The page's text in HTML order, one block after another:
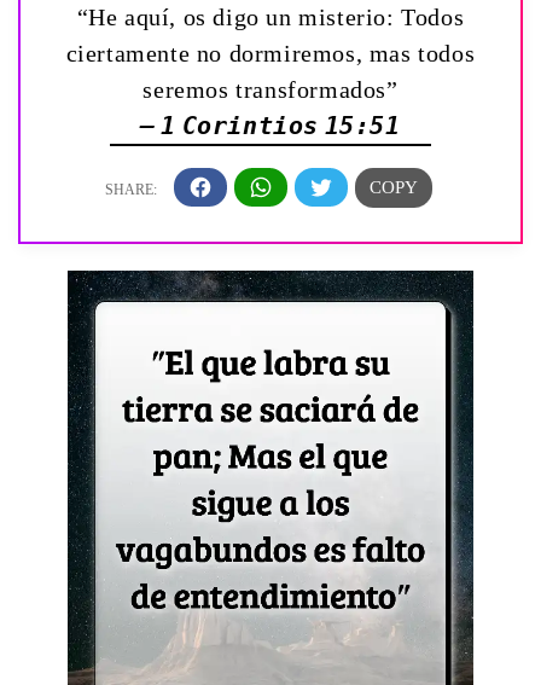
“He aquí, os digo un misterio: Todos
ciertamente no dormiremos, mas todos
seremos transformados”
— 1 Corintios 15:51